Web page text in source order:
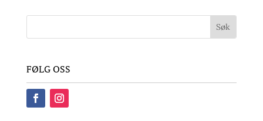
FØLG OSS